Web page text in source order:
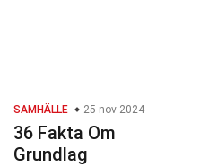
SAMHÄLLE 25 nov 2024
36 Fakta Om
Grundlag